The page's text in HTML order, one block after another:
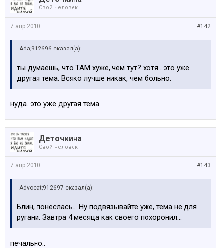
Свой человек
#142
7 апр 2010
Ada;912696 сказал(а):
ты думаешь, что ТАМ хуже, чем тут? хотя.. это уже
другая тема. Всяко лучше никак, чем больно.
нуда. это уже другая тема.
Деточкина
Свой человек
#143
7 апр 2010
Advocat;912697 сказал(а):
Блин, понеслась... Ну подвязывайте уже, тема не для
ругани. Завтра 4 месяца как своего похоронил...
печально..